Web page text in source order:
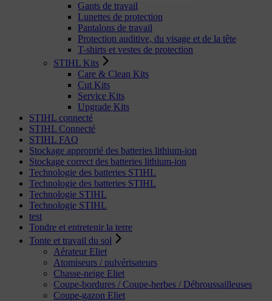
Gants de travail
Lunettes de protection
Pantalons de travail
Protection auditive, du visage et de la tête
T-shirts et vestes de protection
STIHL Kits
Care & Clean Kits
Cut Kits
Service Kits
Upgrade Kits
STIHL connecté
STIHL Connecté
STIHL FAQ
Stockage approprié des batteries lithium-ion
Stockage correct des batteries lithium-ion
Technologie des batteries STIHL
Technologie des batteries STIHL
Technologie STIHL
Technologie STIHL
test
Tondre et entretenir la terre
Tonte et travail du sol
Aérateur Eliet
Atomiseurs / pulvérisateurs
Chasse-neige Eliet
Coupe-bordures / Coupe-herbes / Débroussailleuses
Coupe-gazon Eliet